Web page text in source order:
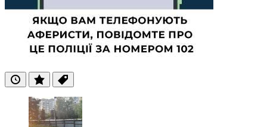
ОстанніПопулярні
Теги